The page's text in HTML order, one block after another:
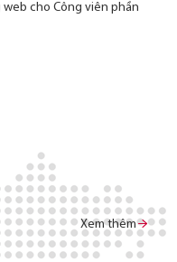
cho Công viên phần
Xem thêm